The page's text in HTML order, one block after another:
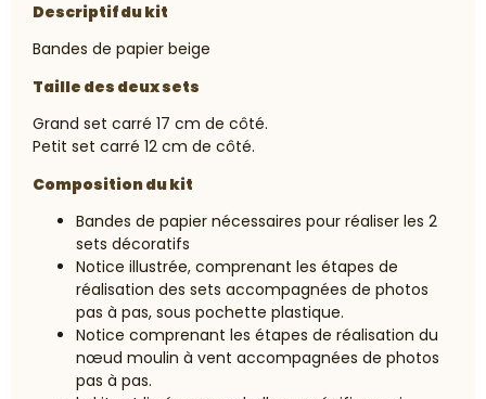
Descriptif du kit
Bandes de papier beige
Taille des deux sets
Grand set carré 17 cm de côté.
Petit set carré 12 cm de côté.
Composition du kit
Bandes de papier nécessaires pour réaliser les 2
sets décoratifs
Notice illustrée, comprenant les étapes de
réalisation des sets accompagnées de photos
pas à pas, sous pochette plastique.
Notice comprenant les étapes de réalisation du
nœud moulin à vent accompagnées de photos
pas à pas.